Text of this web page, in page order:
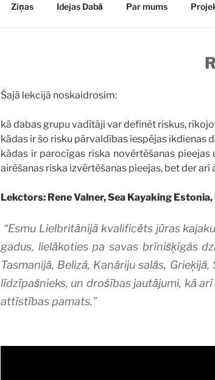
Ziņas Idejas Dabā Par mums
Šajā lekcijā noskaidrosim:
kā dabas grupu vadītāji var definēt riskus,
kādas ir šo risku pārvaldības iespējas ikdienas
kādas ir parocīgas riska novērtēšanas
airēšanas riska izvērtēšanas pieejas, bet der
Lekctors: Rene Valner, Sea Kayaking
“Esmu Lielbritānijā kvalificēts jūras
gadus, lielākoties pa savas brīnišķīgās
Tasmanijā, Belizā, Kanāriju salās,
līdzīpašnieks, un drošības jautājumi, kā
attīstības pamats.”